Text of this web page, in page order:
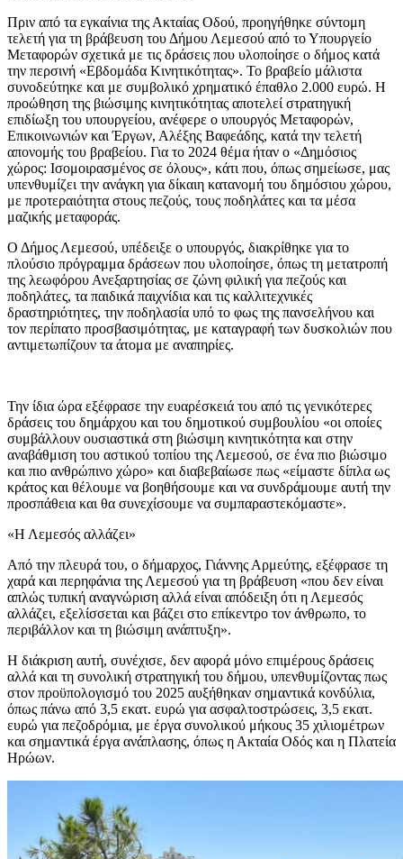
Πριν από τα εγκαίνια της Ακταίας Οδού, προηγήθηκε σύντομη
τελετή για τη βράβευση του Δήμου Λεμεσού από το Υπουργείο
Μεταφορών σχετικά με τις δράσεις που υλοποίησε ο δήμος κατά
την περσινή «Εβδομάδα Κινητικότητας». Το βραβείο μάλιστα
συνοδεύτηκε και με συμβολικό χρηματικό έπαθλο 2.000 ευρώ. Η
προώθηση της βιώσιμης κινητικότητας αποτελεί στρατηγική
επιδίωξη του υπουργείου, ανέφερε ο υπουργός Μεταφορών,
Επικοινωνιών και Έργων, Αλέξης Βαφεάδης, κατά την τελετή
απονομής του βραβείου. Για το 2024 θέμα ήταν ο «Δημόσιος
χώρος: Ισομοιρασμένος σε όλους», κάτι που, όπως σημείωσε, μας
υπενθυμίζει την ανάγκη για δίκαιη κατανομή του δημόσιου χώρου,
με προτεραιότητα στους πεζούς, τους ποδηλάτες και τα μέσα
μαζικής μεταφοράς.
Ο Δήμος Λεμεσού, υπέδειξε ο υπουργός, διακρίθηκε για το
πλούσιο πρόγραμμα δράσεων που υλοποίησε, όπως τη μετατροπή
της λεωφόρου Ανεξαρτησίας σε ζώνη φιλική για πεζούς και
ποδηλάτες, τα παιδικά παιχνίδια και τις καλλιτεχνικές
δραστηριότητες, την ποδηλασία υπό το φως της πανσελήνου και
τον περίπατο προσβασιμότητας, με καταγραφή των δυσκολιών που
αντιμετωπίζουν τα άτομα με αναπηρίες.
Την ίδια ώρα εξέφρασε την ευαρέσκειά του από τις γενικότερες
δράσεις του δημάρχου και του δημοτικού συμβουλίου «οι οποίες
συμβάλλουν ουσιαστικά στη βιώσιμη κινητικότητα και στην
αναβάθμιση του αστικού τοπίου της Λεμεσού, σε ένα πιο βιώσιμο
και πιο ανθρώπινο χώρο» και διαβεβαίωσε πως «είμαστε δίπλα ως
κράτος και θέλουμε να βοηθήσουμε και να συνδράμουμε αυτή την
προσπάθεια και θα συνεχίσουμε να συμπαραστεκόμαστε».
«Η Λεμεσός αλλάζει»
Από την πλευρά του, ο δήμαρχος, Γιάννης Αρμεύτης, εξέφρασε τη
χαρά και περηφάνια της Λεμεσού για τη βράβευση «που δεν είναι
απλώς τυπική αναγνώριση αλλά είναι απόδειξη ότι η Λεμεσός
αλλάζει, εξελίσσεται και βάζει στο επίκεντρο τον άνθρωπο, το
περιβάλλον και τη βιώσιμη ανάπτυξη».
Η διάκριση αυτή, συνέχισε, δεν αφορά μόνο επιμέρους δράσεις
αλλά και τη συνολική στρατηγική του δήμου, υπενθυμίζοντας πως
στον προϋπολογισμό του 2025 αυξήθηκαν σημαντικά κονδύλια,
όπως πάνω από 3,5 εκατ. ευρώ για ασφαλτοστρώσεις, 3,5 εκατ.
ευρώ για πεζοδρόμια, με έργα συνολικού μήκους 35 χιλιομέτρων
και σημαντικά έργα ανάπλασης, όπως η Ακταία Οδός και η Πλατεία
Ηρώων.